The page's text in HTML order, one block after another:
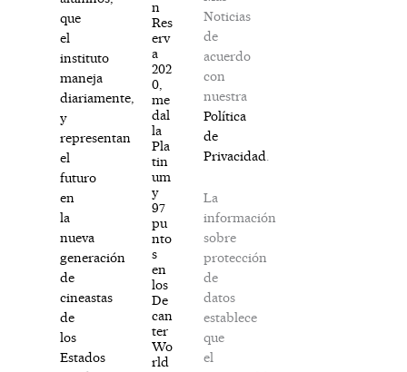
que
el
instituto
maneja
diariamente,
y
representan
el
futuro
en
la
nueva
generación
de
cineastas
de
los
Estados
n
Res
erv
a
202
0,
me
dal
la
Pla
tin
um
y
97
pu
nto
s
en
los
De
can
ter
Wo
rld
Noticias
de
acuerdo
con
nuestra
Política
de
Privacidad
La
información
sobre
protección
de
datos
establece
que
el